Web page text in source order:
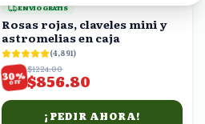
ENVÍO GRATIS
Rosas rojas, claveles mini y
astromelias en caja
(4,891)
30%
OFF
$1224.00
$856.80
¡PEDIR AHORA!